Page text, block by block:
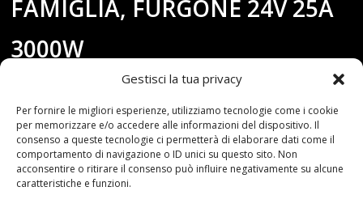
Gestisci la tua privacy
Per fornire le migliori esperienze, utilizziamo tecnologie come i cookie
per memorizzare e/o accedere alle informazioni del dispositivo. Il
consenso a queste tecnologie ci permetterà di elaborare dati come il
comportamento di navigazione o ID unici su questo sito. Non
acconsentire o ritirare il consenso può influire negativamente su alcune
caratteristiche e funzioni.
FAMIGLIA, FURGONE 24V 25A
3000W